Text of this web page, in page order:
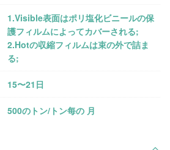
1.Visible表面はポリ塩化ビニールの保
護フィルムによってカバーされる;
2.Hotの収縮フィルムは束の外で詰ま
る;
15〜21日
500のトン/トン每の 月